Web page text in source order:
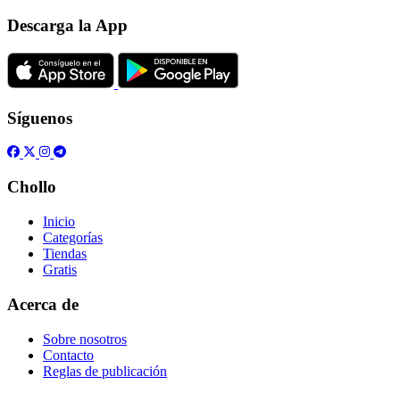
Descarga la App
Síguenos
Chollo
Inicio
Categorías
Tiendas
Gratis
Acerca de
Sobre nosotros
Contacto
Reglas de publicación